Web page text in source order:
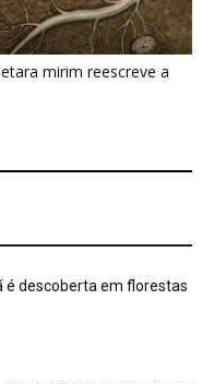
da USP pode regenerar
de musgo escondia